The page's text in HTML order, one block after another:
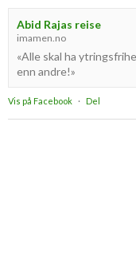
Abid Rajas reise
imamen.no
«Alle skal ha
enn andre!»
Vis på Facebook · Del